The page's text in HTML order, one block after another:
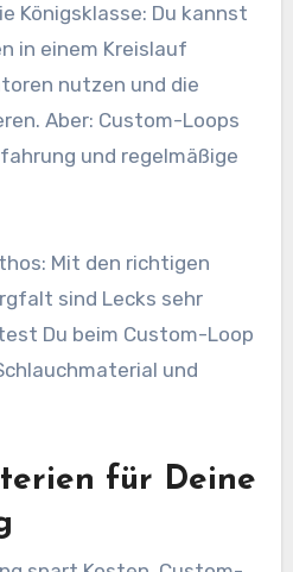
Königsklasse: Du kannst
in einem Kreislauf
nutzen und die
Aber: Custom-Loops
und regelmäßige
Mit den richtigen
sind Lecks sehr
Du beim Custom-Loop
und
für Deine